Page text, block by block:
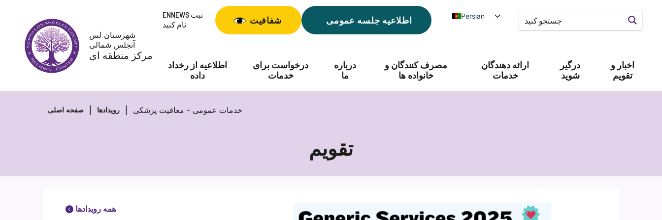
شهرستان لس
آنجلس شمالی
مرکز منطقه ای
ENNEWS ثبت
نام کنید
شفافیت اطلاعیه جلسه عمومی Persian
اطلاعیه از رخداد
داده
درخواست برای
خدمات
درباره
ما
مصرف کنندگان و
خانواده ها
ارائه دهندگان
خدمات
درگیر
شوید
اخبار و
تقویم
صفحه اصلی رویدادها خدمات عمومی - معافیت پزشکی
تقویم
همه رویدادها